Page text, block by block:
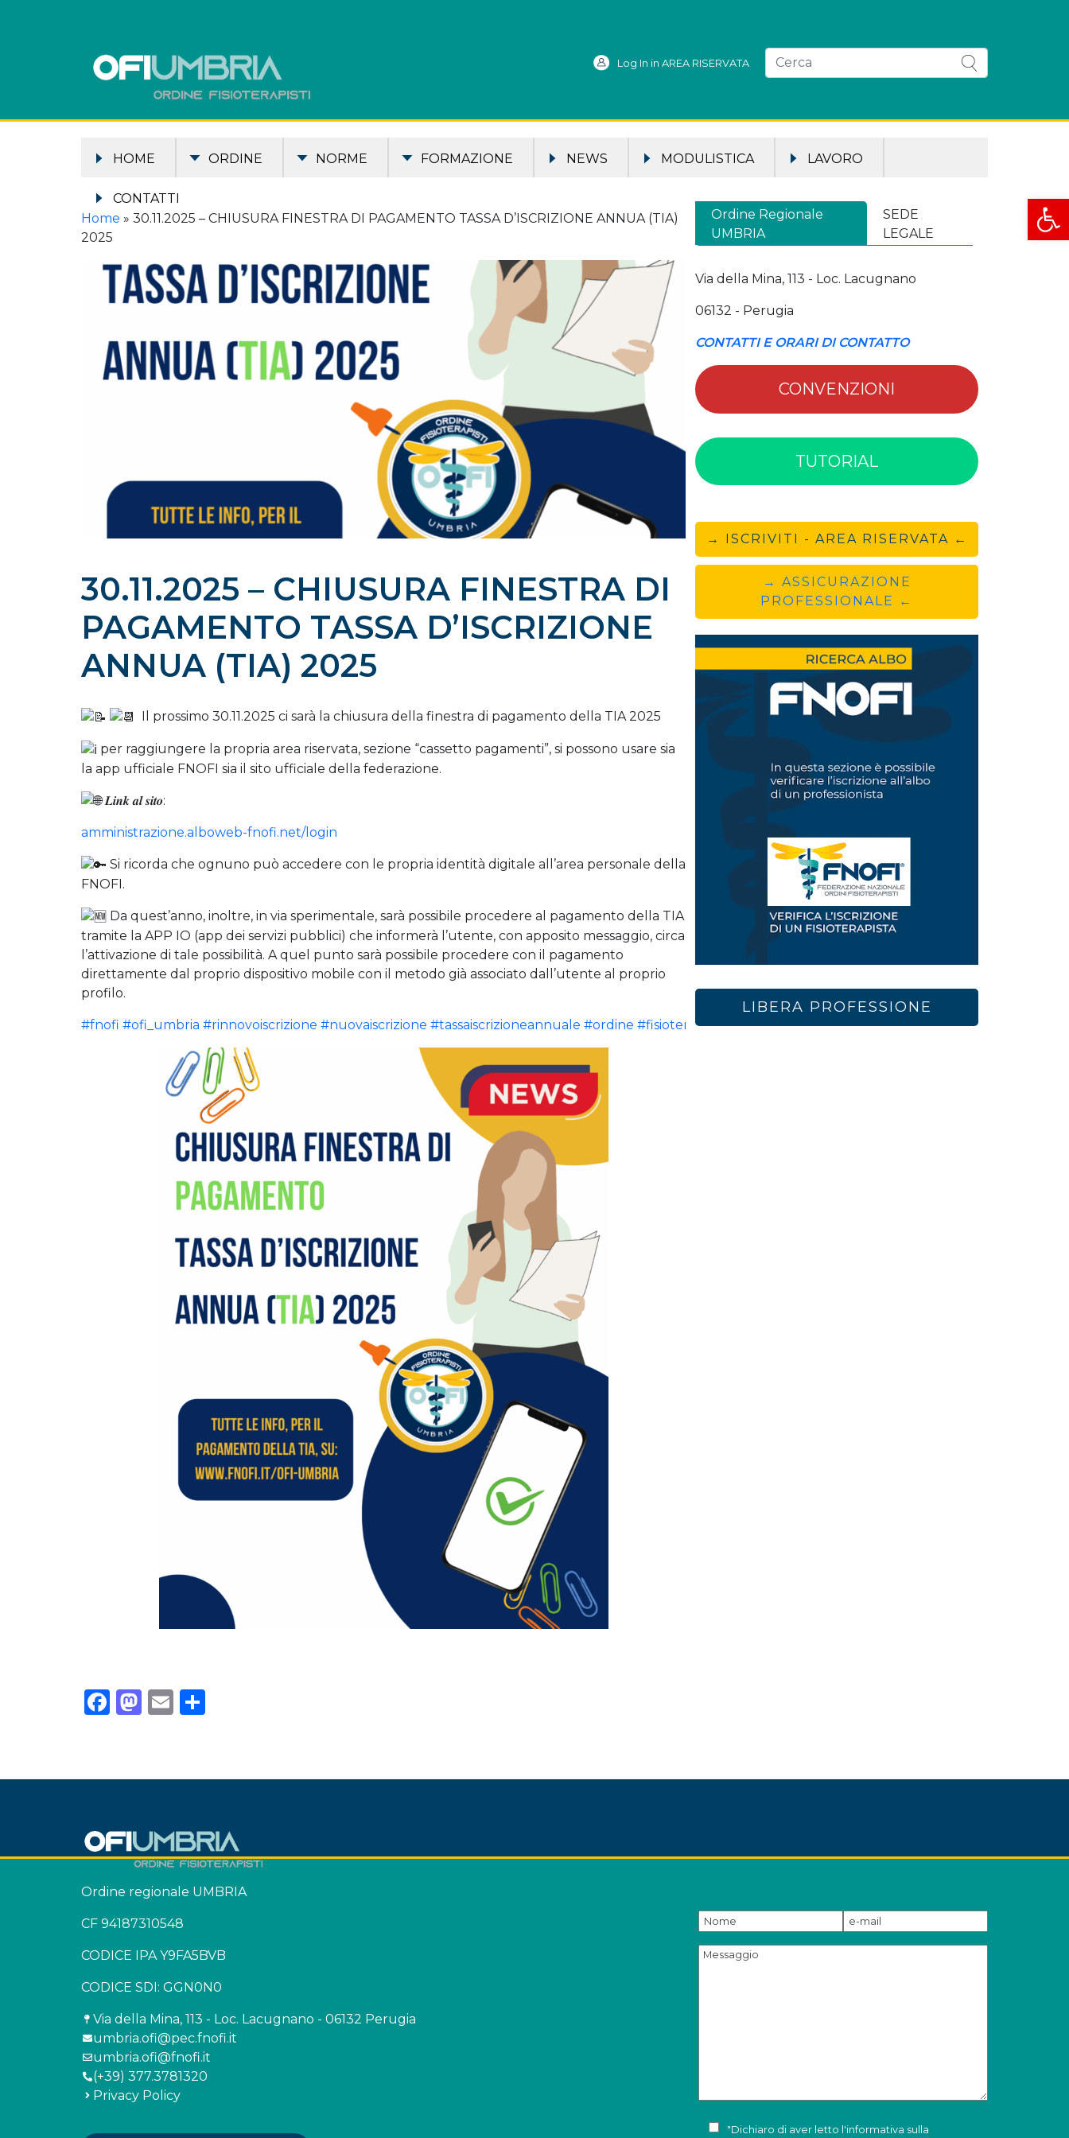
Apri
Log In in AREA RISERVATA
HOME ORDINE NORME FORMAZIONE NEWS MODULISTICA LAVORO
CONTATTI
Home » 30.11.2025 – CHIUSURA FINESTRA DI PAGAMENTO TASSA D’ISCRIZIONE ANNUA (TIA)
2025
30.11.2025 – CHIUSURA FINESTRA DI
PAGAMENTO TASSA D’ISCRIZIONE
ANNUA (TIA) 2025
Il prossimo 30.11.2025 ci sarà la chiusura della finestra di pagamento della TIA 2025
per raggiungere la propria area riservata, sezione “cassetto pagamenti”, si possono usare sia
la app ufficiale FNOFI sia il sito ufficiale della federazione.
𝑳𝒊𝒏𝒌 𝒂𝒍 𝒔𝒊𝒕𝒐:
amministrazione.alboweb-fnofi.net/login
Si ricorda che ognuno può accedere con le propria identità digitale all’area personale della
FNOFI.
Da quest’anno, inoltre, in via sperimentale, sarà possibile procedere al pagamento della TIA
tramite la APP IO (app dei servizi pubblici) che informerà l’utente, con apposito messaggio, circa
l’attivazione di tale possibilità. A quel punto sarà possibile procedere con il pagamento
direttamente dal proprio dispositivo mobile con il metodo già associato dall’utente al proprio
profilo.
#fnofi #ofi_umbria #rinnovoiscrizione #nuovaiscrizione #tassaiscrizioneannuale #ordine #fisioterapia
Facebook
Mastodon
Email
Ordine Regionale
UMBRIA
SEDE
LEGALE
Via della Mina, 113 - Loc. Lacugnano
06132 - Perugia
CONTATTI E ORARI DI CONTATTO
CONVENZIONI
TUTORIAL
→ ISCRIVITI - AREA RISERVATA ←
→ ASSICURAZIONE
PROFESSIONALE ←
LIBERA PROFESSIONE
Ordine regionale UMBRIA
CF 94187310548
CODICE IPA Y9FA5BVB
CODICE SDI: GGN0N0
Via della Mina, 113 - Loc. Lacugnano - 06132 Perugia
umbria.ofi@pec.fnofi.it
umbria.ofi@fnofi.it
(+39) 377.3781320
Privacy Policy
"Dichiaro di aver letto l'informativa sulla